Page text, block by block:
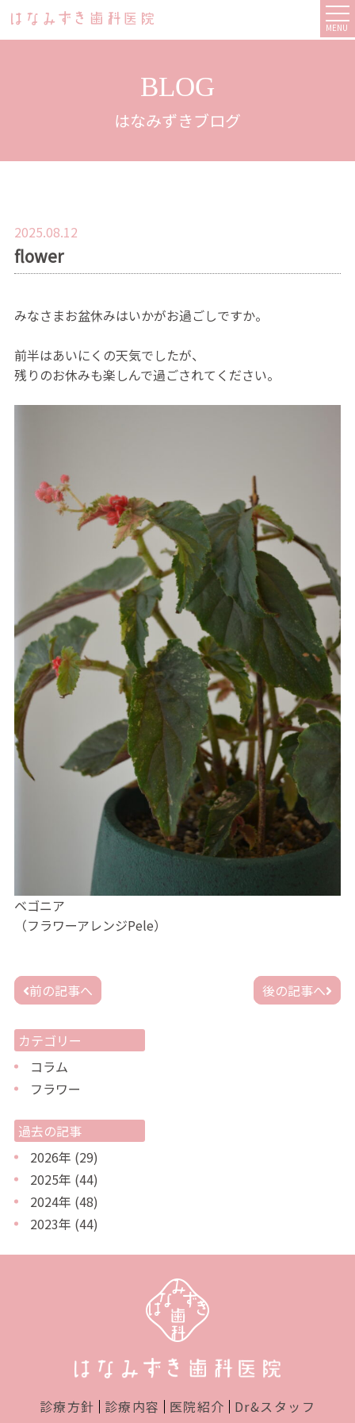
MENU
BLOG
はなみずきブログ
2025.08.12
flower
みなさまお盆休みはいかがお過ごしですか。
前半はあいにくの天気でしたが、
残りのお休みも楽しんで過ごされてください。
ベゴニア
（フラワーアレンジPele）
投
稿
ビ
ゲ
ー
シ
ョ
前の記事へ 後の記事へ
カテゴリー
コラム
フラワー
過去の記事
2026年 (29)
2025年 (44)
2024年 (48)
2023年 (44)
診療方針 診療内容 医院紹介
Dr&スタッフ